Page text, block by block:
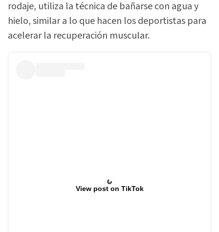
rodaje, utiliza la técnica de bañarse con agua y
hielo, similar a lo que hacen los deportistas para
acelerar la recuperación muscular.
View post on TikTok